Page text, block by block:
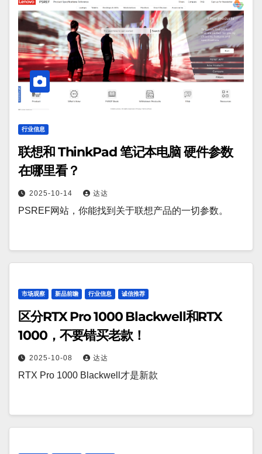
行业信息
联想和 ThinkPad 笔记本电脑 硬件参数
在哪里看？
2025-10-14 达达
PSREF网站，你能找到关于联想产品的一切参数。
市场观察 新品前瞻 行业信息 诚信推荐
区分RTX Pro 1000 Blackwell和RTX
1000，不要错买老款！
2025-10-08 达达
RTX Pro 1000 Blackwell才是新款